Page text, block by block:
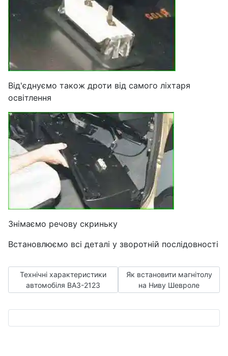
Від'єднуємо також дроти від самого ліхтаря
освітлення
Знімаємо речову скриньку
Встановлюємо всі деталі у зворотній послідовності
Попередня стаття: Технічні характеристики автомобіля
Технічні характеристики
автомобіля ВАЗ-2123
Наступна стаття: Як
Як встановити магнітолу
на Ниву Шевроле